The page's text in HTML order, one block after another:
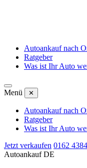
Autoankauf nach
Ratgeber
Was ist Ihr Auto
Menü ✕
Autoankauf nach
Ratgeber
Was ist Ihr Auto
Jetzt verkaufen 0162
Autoankauf DE